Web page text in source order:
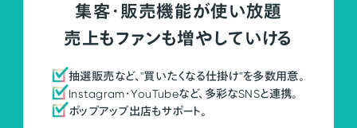
集客・販売機能が使い放題
売上もファンも増やしていける
抽選販売など、"買いたくなる仕掛け"を多数用意。
Instagram・YouTubeなど、多彩なSNSと連携。
ポップアップ出店もサポート。